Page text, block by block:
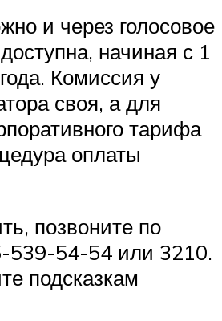
и через голосовое
начиная с 1
Комиссия у
своя, а для
тарифа
оплаты
позвоните по
539-54-54 или 3210.
подсказкам